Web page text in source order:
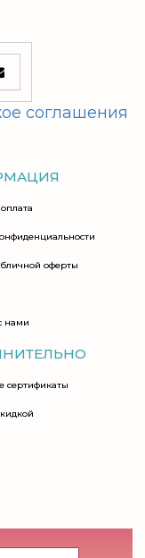
соглашения
оферты
нами
сертификаты